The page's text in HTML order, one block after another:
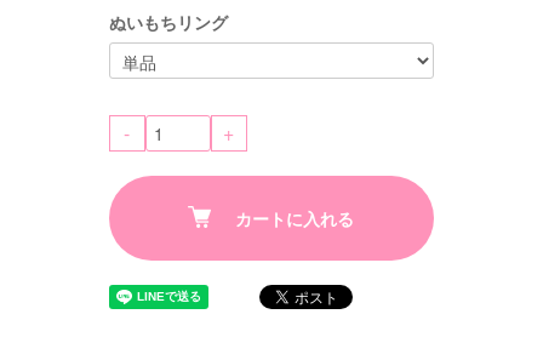
ぬいもちリング
- +
カートに入れる